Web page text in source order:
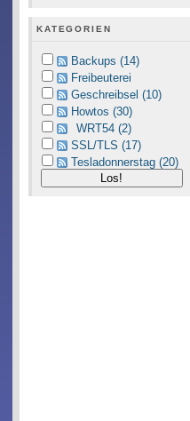
KATEGORIEN
Backups (14)
Freibeuterei
Geschreibsel (10)
Howtos (30)
WRT54 (2)
SSL/TLS (17)
Tesladonnerstag (20)